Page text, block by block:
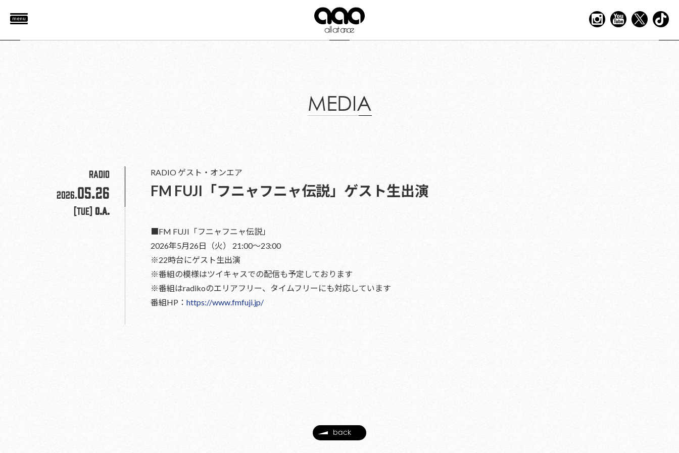
menu
MEDIA
RADIO
2026.05.26
[Tue] O.A.
RADIO ゲスト・オンエア
FM FUJI「フニャフニャ伝説」ゲスト生出演
■FM FUJI「フニャフニャ伝説」
2026年5月26日（火） 21:00〜23:00
※22時台にゲスト生出演
※番組の模様はツイキャスでの配信も予定しております
※番組はradikoのエリアフリー、タイムフリーにも対応しています
番組HP： https://www.fmfuji.jp/
back